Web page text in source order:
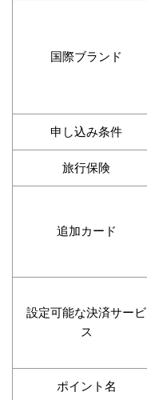
国際ブランド
申し込み条件
旅行保険
追加カード
設定可能な決済サービ
ス
ポイント名